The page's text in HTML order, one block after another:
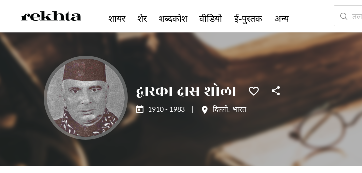
द्वारका दास शोला
1910 - 1983 दिल्ली, भारत
शायर शेर शब्दकोश वीडियो ई-पुस्तक अन्य